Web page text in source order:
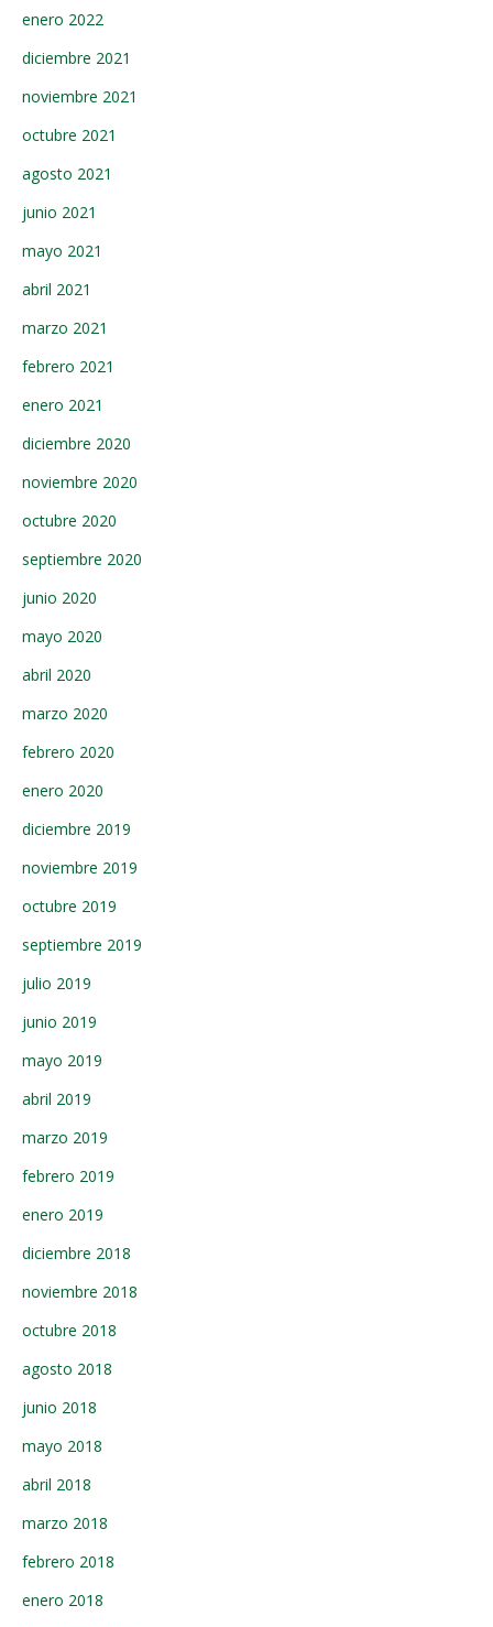
enero 2022
diciembre 2021
noviembre 2021
octubre 2021
agosto 2021
junio 2021
mayo 2021
abril 2021
marzo 2021
febrero 2021
enero 2021
diciembre 2020
noviembre 2020
octubre 2020
septiembre 2020
junio 2020
mayo 2020
abril 2020
marzo 2020
febrero 2020
enero 2020
diciembre 2019
noviembre 2019
octubre 2019
septiembre 2019
julio 2019
junio 2019
mayo 2019
abril 2019
marzo 2019
febrero 2019
enero 2019
diciembre 2018
noviembre 2018
octubre 2018
agosto 2018
junio 2018
mayo 2018
abril 2018
marzo 2018
febrero 2018
enero 2018